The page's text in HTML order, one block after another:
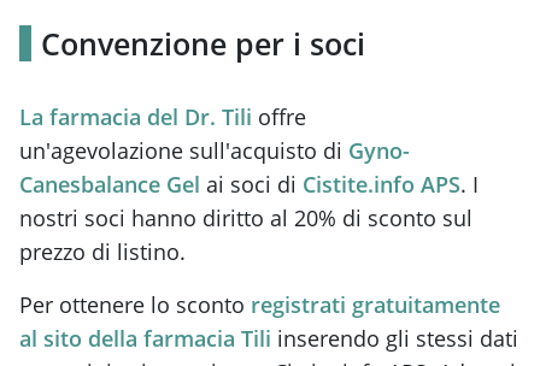
Convenzione per i soci
La farmacia del Dr. Tili offre
un'agevolazione sull'acquisto di Gyno-
Canesbalance Gel ai soci di Cistite.info APS. I
nostri soci hanno diritto al 20% di sconto sul
prezzo di listino.
Per ottenere lo sconto registrati gratuitamente
al sito della farmacia Tili inserendo gli stessi dati